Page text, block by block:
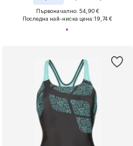
Първоначално: 54,90 €
Последна най-ниска цена:19,74 €